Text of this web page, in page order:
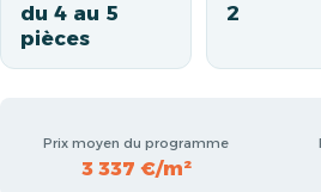
du 4 au 5
pièces
2
Prix moyen du programme
3 337 €/m²